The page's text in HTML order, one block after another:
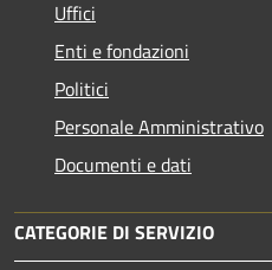
Uffici
Enti e fondazioni
Politici
Personale Amministrativo
Documenti e dati
CATEGORIE DI SERVIZIO